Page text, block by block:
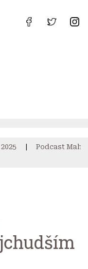
Podcast